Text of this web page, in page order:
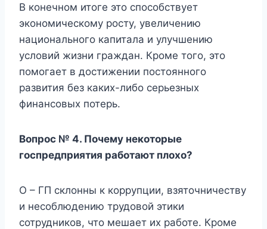
В конечном итоге это способствует
экономическому росту, увеличению
национального капитала и улучшению
условий жизни граждан. Кроме того, это
помогает в достижении постоянного
развития без каких-либо серьезных
финансовых потерь.
Вопрос № 4. Почему некоторые
госпредприятия работают плохо?
О – ГП склонны к коррупции, взяточничеству
и несоблюдению трудовой этики
сотрудников, что мешает их работе. Кроме